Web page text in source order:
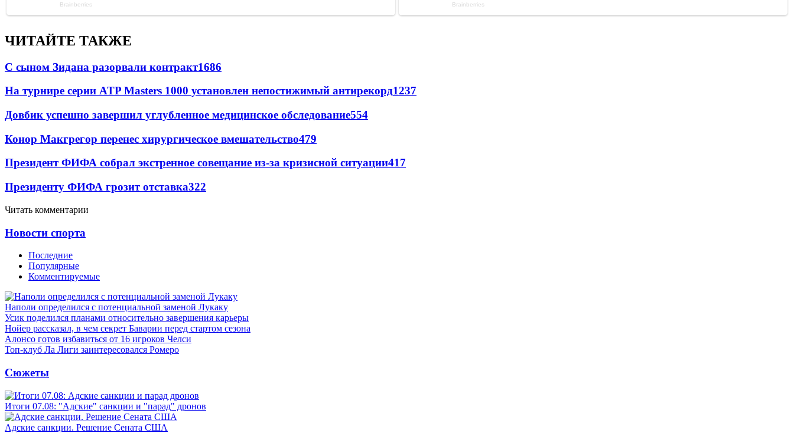
ЧИТАЙТЕ ТАКЖЕ
С сыном Зидана разорвали контракт1686
На турнире серии ATP Masters 1000 установлен непостижимый антирекорд1237
Довбик успешно завершил углубленное медицинское обследование554
Конор Макгрегор перенес хирургическое вмешательство479
Президент ФИФА собрал экстренное совещание из-за кризисной ситуации417
Президенту ФИФА грозит отставка322
Читать комментарии
Новости спорта
Последние
Популярные
Комментируемые
Наполи определился с потенциальной заменой Лукаку
Усик поделился планами относительно завершения карьеры
Нойер рассказал, в чем секрет Баварии перед стартом сезона
Алонсо готов избавиться от 16 игроков Челси
Топ-клуб Ла Лиги заинтересовался Ромеро
Сюжеты
Итоги 07.08: "Адские" санкции и "парад" дронов
Адские санкции. Решение Сената США